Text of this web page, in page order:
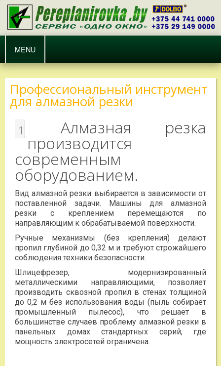
MENU
Профессиональный инструмент
для алмазной резки
1 Алмазная резка
производится
современным
оборудованием.
Вид алмазной резки выбирается в зависимости от
поставленной задачи. Машины для алмазной
резки с креплением перемещаются по
направляющим к обрабатываемой поверхности.
Ручные механизмы (без крепления) делают
пропил глубиной до 0,32 м и требуют строжайшего
соблюдения техники безопасности.
Шлицефрезер, модернизированный
металлическими направляющими, позволяет
производить сквозной пропил в стенах толщиной
до 0,2 м без использования воды (пыль собирает
промышленный пылесос), что решает в
большинстве случаев проблему алмазной резки в
панельных домах стандартных серий, где
мощность электросетей ограничена.